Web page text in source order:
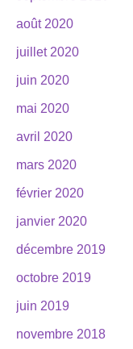
août 2020
juillet 2020
juin 2020
mai 2020
avril 2020
mars 2020
février 2020
janvier 2020
décembre 2019
octobre 2019
juin 2019
novembre 2018